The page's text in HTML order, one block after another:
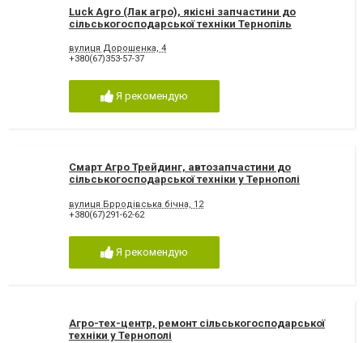
Luck Agro (Лак агро), якісні запчастини до
сільськогосподарської техніки Тернопіль
вулиця Дорошенка, 4
+380(67)353-57-37
Я рекомендую
Смарт Агро Трейдинг, автозапчастини до
сільськогосподарської техніки у Тернополі
вулиця Брродівська бічна, 12
+380(67)291-62-62
Я рекомендую
Агро-тех-центр, ремонт сільськогосподарської
техніки у Тернополі